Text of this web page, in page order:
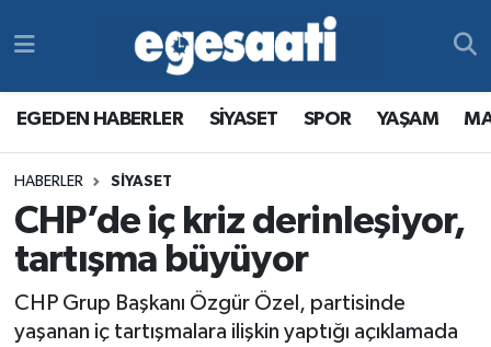
EGEDEN HABERLER SİYASET SPOR YAŞAM
HABERLER SİYASET
CHP’de iç kriz derinleşiyor,
tartışma büyüyor
CHP Grup Başkanı Özgür Özel, partisinde
yaşanan iç tartışmalara ilişkin yaptığı açıklamada
MAGAZİN
RESMİ REKLAMLAR
YAŞAM
MAGAZİN
Tüm Manşetler
Son Dakika Haberleri